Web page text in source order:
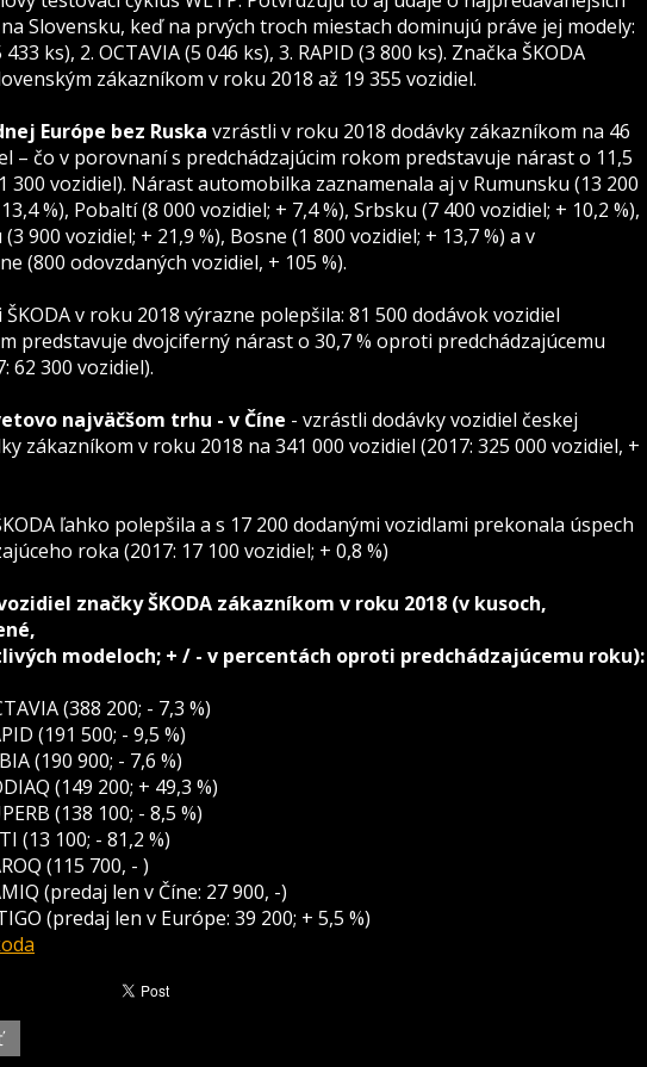
Slovensku, keď na prvých troch miestach dominujú práve jej modely:
433 ks), 2. OCTAVIA (5 046 ks), 3. RAPID (3 800 ks). Značka ŠKODA
zákazníkom v roku 2018 až 19 355 vozidiel.
Európe bez Ruska vzrástli v roku 2018 dodávky zákazníkom na 46
– čo v porovnaní s predchádzajúcim rokom predstavuje nárast o 11,5
300 vozidiel). Nárast automobilka zaznamenala aj v Rumunsku (13 200
%), Pobaltí (8 000 vozidiel; + 7,4 %), Srbsku (7 400 vozidiel; + 10,2 %),
900 vozidiel; + 21,9 %), Bosne (1 800 vozidiel; + 13,7 %) a v
(800 odovzdaných vozidiel, + 105 %).
ŠKODA v roku 2018 výrazne polepšila: 81 500 dodávok vozidiel
predstavuje dvojciferný nárast o 30,7 % oproti predchádzajúcemu
62 300 vozidiel).
najväčšom trhu - v Číne - vzrástli dodávky vozidiel českej
zákazníkom v roku 2018 na 341 000 vozidiel (2017: 325 000 vozidiel, +
ľahko polepšila a s 17 200 dodanými vozidlami prekonala úspech
roka (2017: 17 100 vozidiel; + 0,8 %)
značky ŠKODA zákazníkom v roku 2018 (v kusoch,
modeloch; + / - v percentách oproti predchádzajúcemu roku):
(388 200; - 7,3 %)
(191 500; - 9,5 %)
(190 900; - 7,6 %)
(149 200; + 49,3 %)
(138 100; - 8,5 %)
(13 100; - 81,2 %)
(115 700, - )
(predaj len v Číne: 27 900, -)
(predaj len v Európe: 39 200; + 5,5 %)